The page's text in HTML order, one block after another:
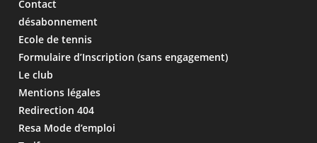
Contact
désabonnement
Ecole de tennis
Formulaire d’Inscription (sans engagement)
Le club
Mentions légales
Redirection 404
Resa Mode d’emploi